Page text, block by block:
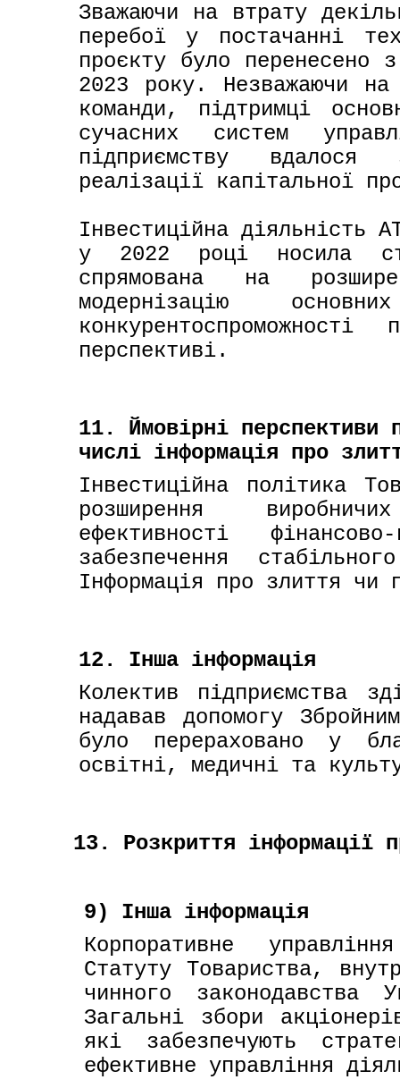
Зважаючи на втрату
перебої у постачанні
проєкту було перенесено
2023 року. Незважаючи
команди, підтримці
сучасних систем
підприємству вдалося
реалізації капітальної
Інвестиційна діяльність
у 2022 році носила
спрямована на
модернізацію
перспективі.
11. Ймовірні перспективи
числі інформація про
Інвестиційна політика
розширення
ефективності
забезпечення
Інформація про злиття чи
12. Інша інформація
Колектив підприємства
надавав допомогу
було перераховано у
освітні, медичні та
13. Розкриття інформації
9) Інша інформація
Корпоративне
Статуту Товариства,
чинного законодавства
Загальні збори
які забезпечують
ефективне управління